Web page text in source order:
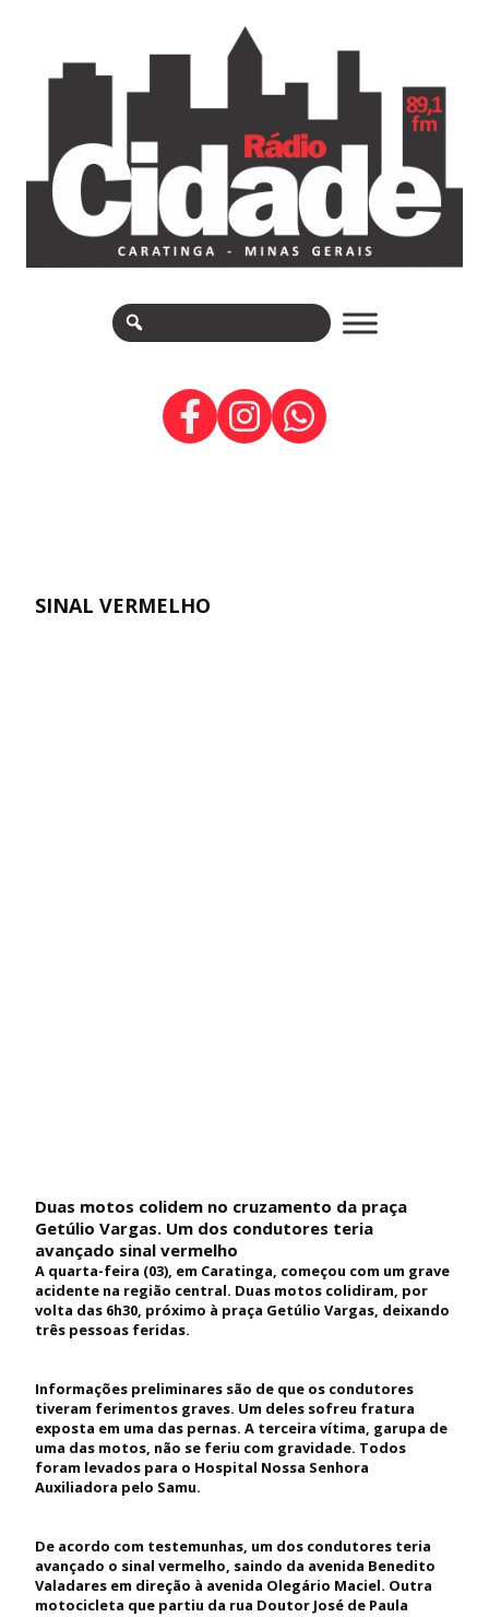
SINAL VERMELHO
Duas motos colidem no cruzamento da praça
Getúlio Vargas. Um dos condutores teria
avançado sinal vermelho
A quarta-feira (03), em Caratinga, começou com um grave
acidente na região central. Duas motos colidiram, por
volta das 6h30, próximo à praça Getúlio Vargas, deixando
três pessoas feridas.
Informações preliminares são de que os condutores
tiveram ferimentos graves. Um deles sofreu fratura
exposta em uma das pernas. A terceira vítima, garupa de
uma das motos, não se feriu com gravidade. Todos
foram levados para o Hospital Nossa Senhora
Auxiliadora pelo Samu.
De acordo com testemunhas, um dos condutores teria
avançado o sinal vermelho, saindo da avenida Benedito
Valadares em direção à avenida Olegário Maciel. Outra
motocicleta que partiu da rua Doutor José de Paula